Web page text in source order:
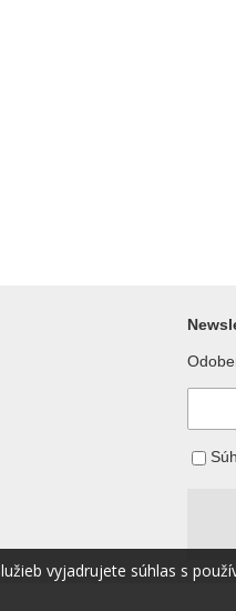
vyjadrujete súhlas s